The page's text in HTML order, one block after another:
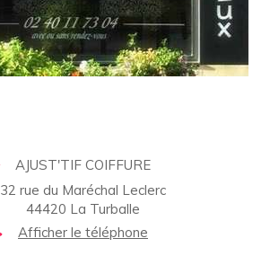
AJUST'TIF COIFFURE
32 rue du Maréchal Leclerc
44420 La Turballe
Afficher le téléphone